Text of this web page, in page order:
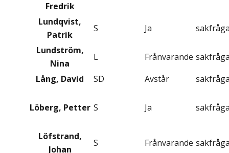
Fredrik
Lundqvist,
Patrik
S Ja
Lundström,
Nina
L Frånvarande
Lång, David
SD Avstår
Löberg, Petter S Ja
Löfstrand,
Johan
S Frånvarande